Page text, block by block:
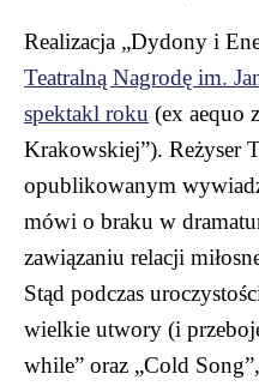
Realizacja „Dydony i
Teatralną Nagrodę im.
spektakl roku (ex aequo
Krakowskiej”). Reżyser
opublikowanym
mówi o braku w
zawiązaniu relacji
Stąd podczas
wielkie utwory (i
while” oraz „Cold